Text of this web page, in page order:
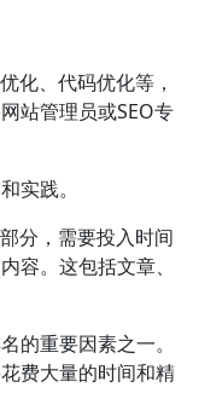
化、代码优化等，
站管理员或SEO专
实践。
分，需要投入时间
容。这包括文章、
的重要因素之一。
费大量的时间和精